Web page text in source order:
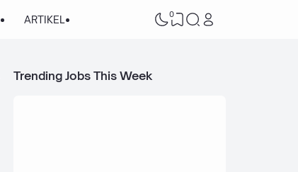
ARTIKEL 0
Trending Jobs This Week